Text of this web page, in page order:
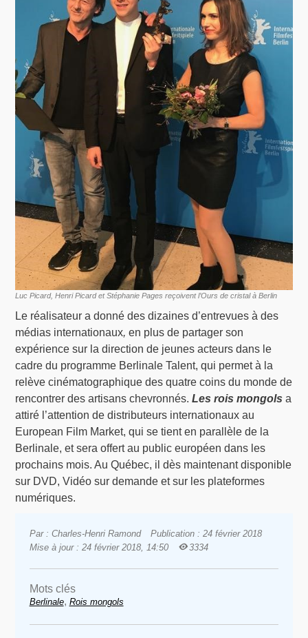
Luc Picard, Henri Picard et Stéphanie Pages reçoivent l’Ours de cristal à Berlin
Le réalisateur a donné des dizaines d’entrevues à des
médias internationaux,en plus de partager son
expérience sur la direction de jeunes acteurs dans le
cadre du programme Berlinale Talent, qui permet à la
relève cinématographique des quatre coins du monde de
rencontrer des artisans chevronnés.Les rois mongols a
attiré l’attention de distributeurs internationaux au
European Film Market, qui se tient en parallèle de la
Berlinale, et sera offert au public européen dans les
prochains mois. Au Québec, il dès maintenant disponible
sur DVD, Vidéo sur demande et sur les plateformes
numériques.
Par : Charles-Henri Ramond
Publication : 24 février 2018
Mise à jour : 24 février 2018, 14:50
3334
Mots clés
Berlinale, Rois mongols